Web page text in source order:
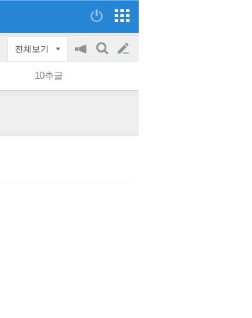
전체보기
공
on/off
검
글
쓰
10추글